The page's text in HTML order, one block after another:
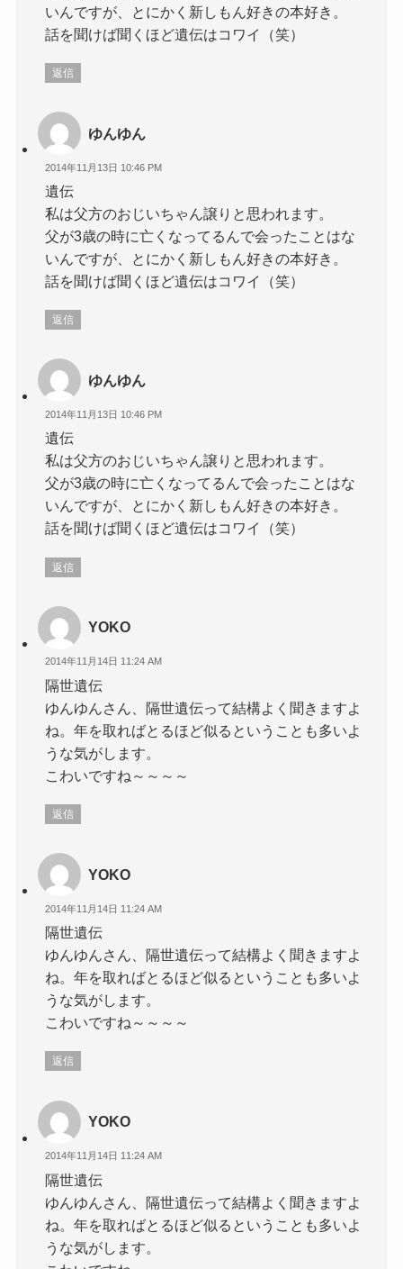
いんですが、とにかく新しもん好きの本好き。
話を聞けば聞くほど遺伝はコワイ（笑）
返信
ゆんゆん
2014年11月13日 10:46 PM
遺伝
私は父方のおじいちゃん譲りと思われます。
父が3歳の時に亡くなってるんで会ったことはな
いんですが、とにかく新しもん好きの本好き。
話を聞けば聞くほど遺伝はコワイ（笑）
返信
ゆんゆん
2014年11月13日 10:46 PM
遺伝
私は父方のおじいちゃん譲りと思われます。
父が3歳の時に亡くなってるんで会ったことはな
いんですが、とにかく新しもん好きの本好き。
話を聞けば聞くほど遺伝はコワイ（笑）
返信
YOKO
2014年11月14日 11:24 AM
隔世遺伝
ゆんゆんさん、隔世遺伝って結構よく聞きますよ
ね。年を取ればとるほど似るということも多いよ
うな気がします。
こわいですね～～～～
返信
YOKO
2014年11月14日 11:24 AM
隔世遺伝
ゆんゆんさん、隔世遺伝って結構よく聞きますよ
ね。年を取ればとるほど似るということも多いよ
うな気がします。
こわいですね～～～～
返信
YOKO
2014年11月14日 11:24 AM
隔世遺伝
ゆんゆんさん、隔世遺伝って結構よく聞きますよ
ね。年を取ればとるほど似るということも多いよ
うな気がします。